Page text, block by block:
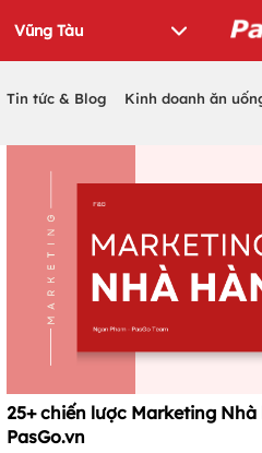
Tin tức & Blog Kinh doanh ăn
25+ chiến lược Marketing
PasGo.vn